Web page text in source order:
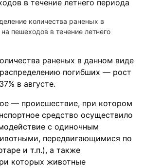
количества раненых в
на пешеходов в течение летнего
раненых в данном виде
погибших — рост
в августе.
— происшествие, при котором
средство осуществило
с одиночным
передвигающимися по
и т.п.), а также
которых животные